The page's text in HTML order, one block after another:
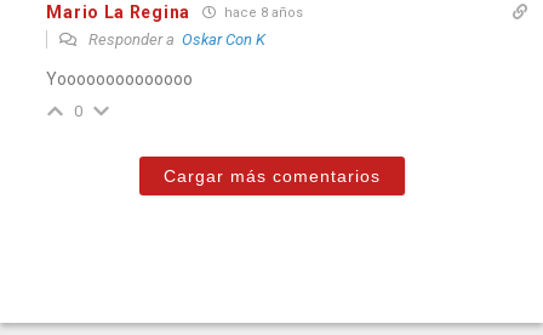
Mario La Regina hace 8 años
Responder aOskar Con K
Yoooooooooooooo
0
Cargar más comentarios